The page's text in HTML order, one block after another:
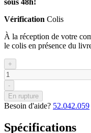
Vérification Colis
À la réception de votre
le colis en présence du
+
-
En rupture
Besoin d'aide? 52.042.059
Spécifications